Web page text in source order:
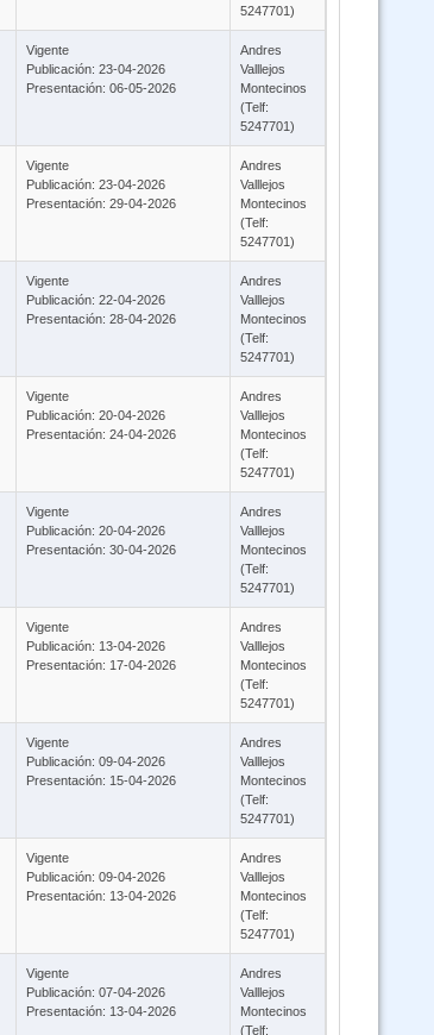
5247701)
Vigente
Publicación: 23-04-2026
Presentación: 06-05-2026
Andres
Valllejos
Montecinos
(Telf:
5247701)
Vigente
Publicación: 23-04-2026
Presentación: 29-04-2026
Andres
Valllejos
Montecinos
(Telf:
5247701)
Vigente
Publicación: 22-04-2026
Presentación: 28-04-2026
Andres
Valllejos
Montecinos
(Telf:
5247701)
Vigente
Publicación: 20-04-2026
Presentación: 24-04-2026
Andres
Valllejos
Montecinos
(Telf:
5247701)
Vigente
Publicación: 20-04-2026
Presentación: 30-04-2026
Andres
Valllejos
Montecinos
(Telf:
5247701)
Vigente
Publicación: 13-04-2026
Presentación: 17-04-2026
Andres
Valllejos
Montecinos
(Telf:
5247701)
Vigente
Publicación: 09-04-2026
Presentación: 15-04-2026
Andres
Valllejos
Montecinos
(Telf:
5247701)
Vigente
Publicación: 09-04-2026
Presentación: 13-04-2026
Andres
Valllejos
Montecinos
(Telf:
5247701)
Vigente
Publicación: 07-04-2026
Presentación: 13-04-2026
Andres
Valllejos
Montecinos
(Telf: